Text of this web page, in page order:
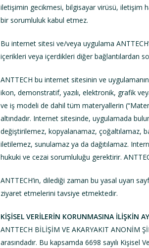
iletişimin gecikmesi, bilgisayar virüsü, iletişim
bir sorumluluk kabul etmez.
Bu internet sitesi ve/veya uygulama
içerikleri veya içerdikleri diğer bağlantılardan
ANTTECH bu internet sitesinin ve
ikon, demonstratif, yazılı, elektronik, grafik
ve iş modeli de dahil tüm materyallerin
altındadır. Internet sitesinde, uygulamada
değiştirilemez, kopyalanamaz, çoğaltılamaz,
iletilemez, sunulamaz ya da dağıtılamaz.
hukuki ve cezai sorumluluğu gerektirir.
ANTTECH’in, dilediği zaman bu yasal uyarı
ziyaret etmelerini tavsiye etmektedir.
KİŞİSEL VERİLERİN KORUNMASINA İLİŞKİN
ANTTECH BİLİŞİM VE AKARYAKIT ANONİM
arasındadır. Bu kapsamda 6698 sayılı Kişisel